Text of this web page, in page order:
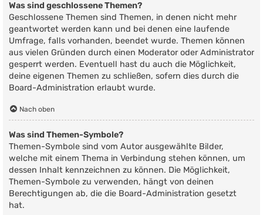
Was sind geschlossene Themen?
Geschlossene Themen sind Themen, in denen nicht mehr
geantwortet werden kann und bei denen eine laufende
Umfrage, falls vorhanden, beendet wurde. Themen können
aus vielen Gründen durch einen Moderator oder Administrator
gesperrt werden. Eventuell hast du auch die Möglichkeit,
deine eigenen Themen zu schließen, sofern dies durch die
Board-Administration erlaubt wurde.
Nach oben
Was sind Themen-Symbole?
Themen-Symbole sind vom Autor ausgewählte Bilder,
welche mit einem Thema in Verbindung stehen können, um
dessen Inhalt kennzeichnen zu können. Die Möglichkeit,
Themen-Symbole zu verwenden, hängt von deinen
Berechtigungen ab, die die Board-Administration gesetzt
hat.